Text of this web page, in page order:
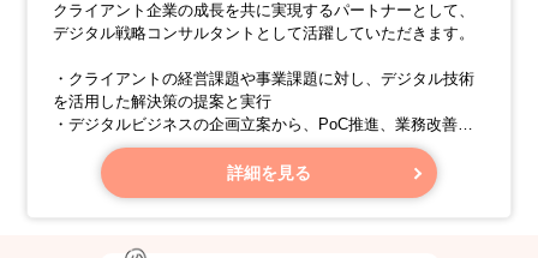
クライアント企業の成長を共に実現するパートナーとして、
デジタル戦略コンサルタントとして活躍していただきます。
・クライアントの経営課題や事業課題に対し、デジタル技術
を活用した解決策の提案と実行
・デジタルビジネスの企画立案から、PoC推進、業務改善、
システム構築まで、幅広いフェーズに携わっていただきま
・プロジェクトの推進、課題解決においてリーダーシップを
詳細を見る